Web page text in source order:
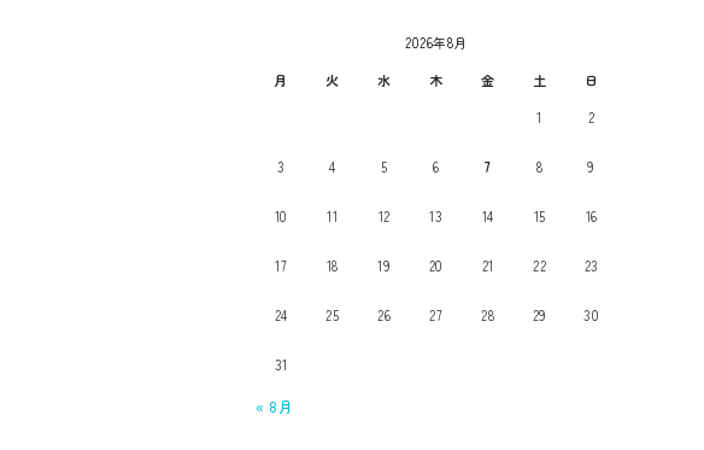
2026年8月
月
火 水 木 金 土
日
1
2
3 4 5 6 7 8 9
10 11 12 13 14 15 16
17 18 19 20 21 22 23
24 25 26 27 28 29 30
31
« 8月